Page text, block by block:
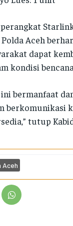
Aceh
dapat
kondisi
ini bermanfaat
berkomunikasi
tutup
Aceh